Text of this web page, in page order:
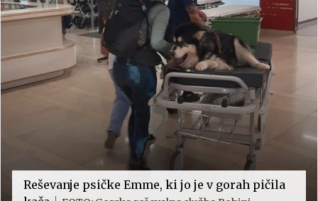
Reševanje psičke Emme, ki jo je v gorah pičila